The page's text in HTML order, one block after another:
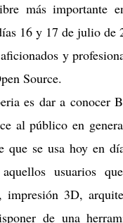
más importante
16 y 17 de julio de
y
Source.
es dar a conocer
al público en
que se usa hoy en
usuarios
impresión 3D,
de una